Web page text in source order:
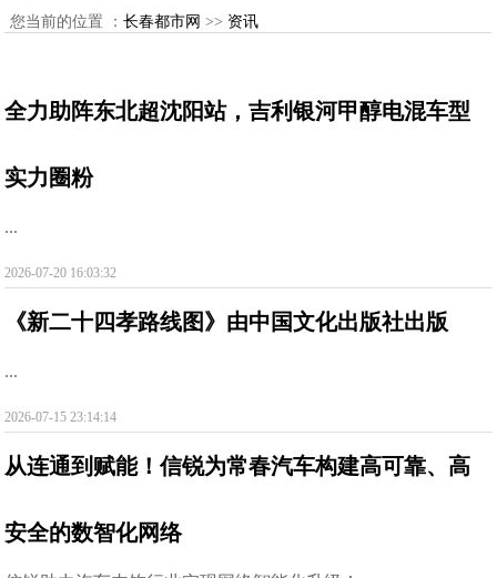
您当前的位置 ： 长春都市网 >> 资讯
全力助阵东北超沈阳站，吉利银河甲醇电混车型
实力圈粉
...
2026-07-20 16:03:32
《新二十四孝路线图》由中国文化出版社出版
...
2026-07-15 23:14:14
从连通到赋能！信锐为常春汽车构建高可靠、高
安全的数智化网络